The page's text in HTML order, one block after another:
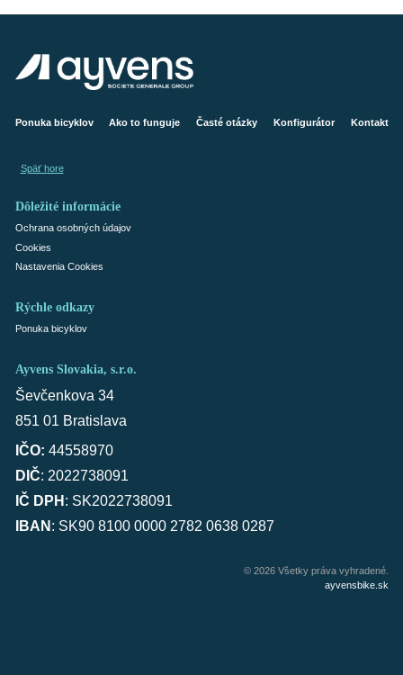
Ponuka bicyklov Ako to funguje Časté otázky Konfigurátor Kontakt
Späť hore
Dôležité informácie
Ochrana osobných údajov
Cookies
Nastavenia Cookies
Rýchle odkazy
Ponuka bicyklov
Ayvens Slovakia, s.r.o.
Ševčenkova 34
851 01 Bratislava
IČO: 44558970
DIČ: 2022738091
IČ DPH : SK2022738091
IBAN : SK90 8100 0000 2782 0638 0287
© 2026 Všetky práva vyhradené.
ayvensbike.sk